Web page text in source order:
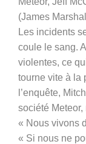
(James
Les incidents
coule le sang.
violentes, ce
tourne vite à la
l’enquête,
société
« Nous vivons
« Si nous ne